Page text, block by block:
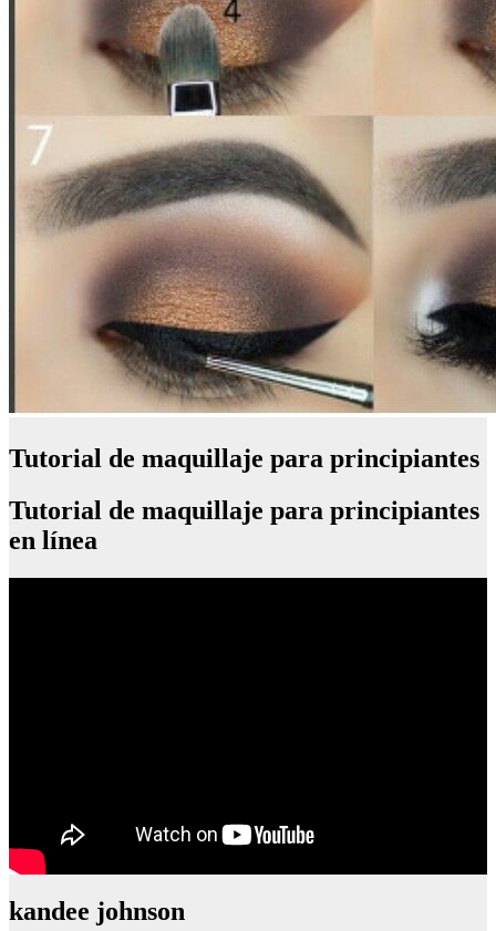
Tutorial de maquillaje para principiantes
Tutorial de maquillaje para principiantes
en línea
kandee johnson